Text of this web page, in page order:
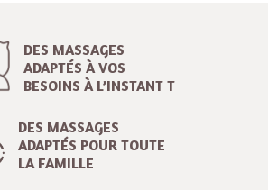
DES MASSAGES
ADAPTÉS À VOS
BESOINS À L’INSTANT T
DES MASSAGES
ADAPTÉS POUR TOUTE
LA FAMILLE